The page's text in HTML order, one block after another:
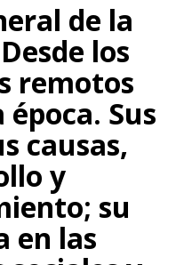
de la
los
remotos
Sus
causas,
y
su
en las